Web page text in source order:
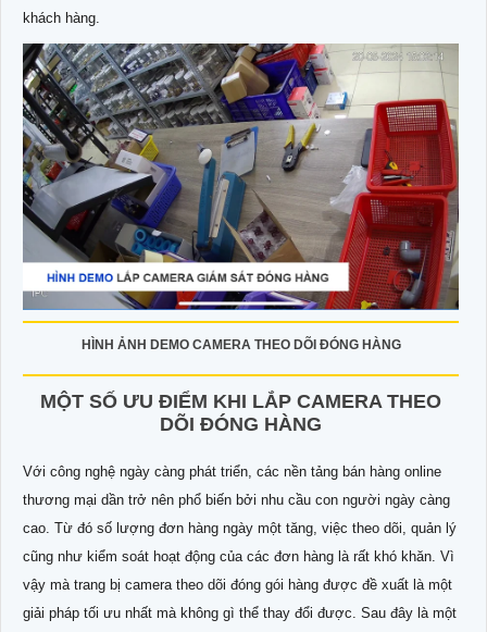
khách hàng.
HÌNH ẢNH DEMO CAMERA THEO DÕI ĐÓNG HÀNG
MỘT SỐ ƯU ĐIỂM KHI LẮP CAMERA THEO
DÕI ĐÓNG HÀNG
Với công nghệ ngày càng phát triển, các nền tảng bán hàng online
thương mại dần trở nên phổ biến bởi nhu cầu con người ngày càng
cao. Từ đó số lượng đơn hàng ngày một tăng, việc theo dõi, quản lý
cũng như kiểm soát hoạt động của các đơn hàng là rất khó khăn. Vì
vậy mà trang bị camera theo dõi đóng gói hàng được đề xuất là một
giải pháp tối ưu nhất mà không gì thể thay đổi được. Sau đây là một